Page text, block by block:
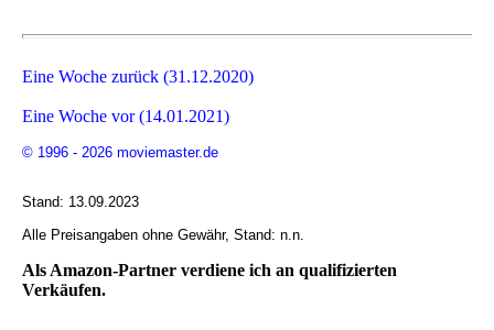
Eine Woche zurück (31.12.2020)
Eine Woche vor (14.01.2021)
© 1996 - 2026 moviemaster.de
Stand: 13.09.2023
Alle Preisangaben ohne Gewähr, Stand: n.n.
Als Amazon-Partner verdiene ich an qualifizierten
Verkäufen.